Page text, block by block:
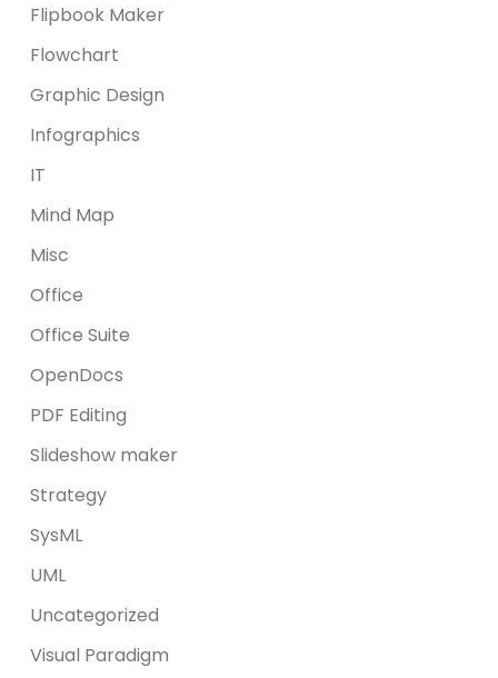
Flipbook Maker
Flowchart
Graphic Design
Infographics
IT
Mind Map
Misc
Office
Office Suite
OpenDocs
PDF Editing
Slideshow maker
Strategy
SysML
UML
Uncategorized
Visual Paradigm